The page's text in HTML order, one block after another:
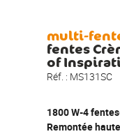
multi-
fentes
of
Réf. : MS131SC
1800 W-4
Remontée